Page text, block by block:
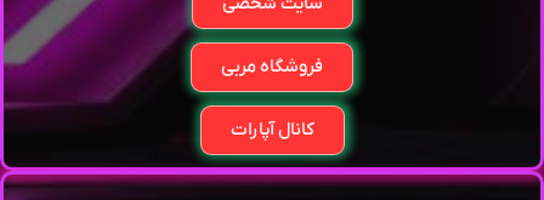
فروشگاه مربی
کانال آپارات